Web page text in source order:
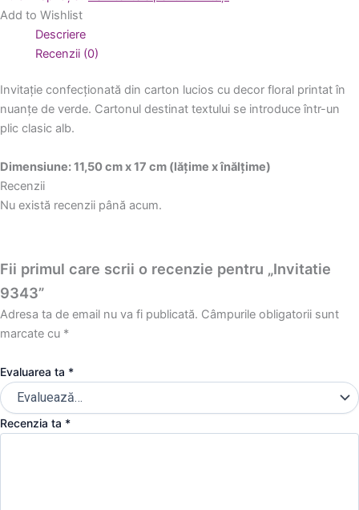
Add to Wishlist
Descriere
Recenzii (0)
Invitație confecționată din carton lucios cu decor floral printat în
nuanțe de verde. Cartonul destinat textului se introduce într-un
plic clasic alb.
Dimensiune: 11,50 cm x 17 cm (lățime x înălțime)
Recenzii
Nu există recenzii până acum.
Fii primul care scrii o recenzie pentru „Invitatie
9343”
Adresa ta de email nu va fi publicată. Câmpurile obligatorii sunt
marcate cu *
Evaluarea ta *
Recenzia ta *